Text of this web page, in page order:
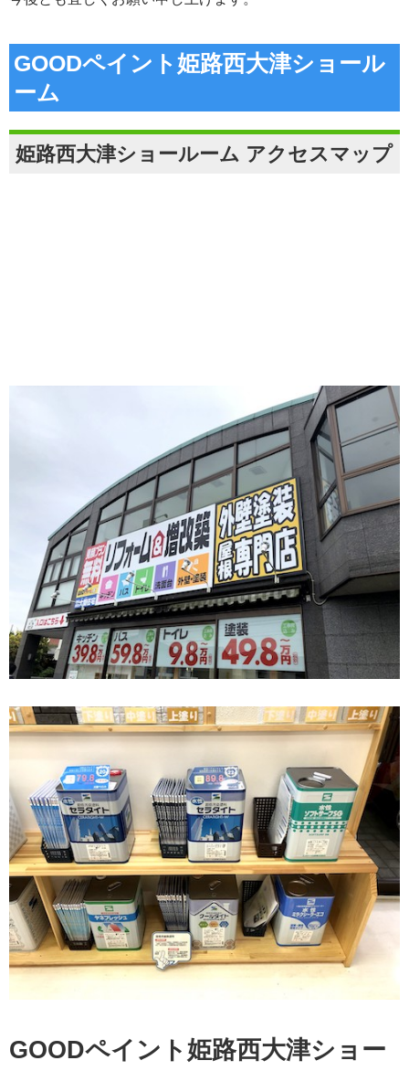
GOODペイント姫路西大津ショール
ーム
姫路西大津ショールーム アクセスマップ
GOODペイント姫路西大津ショー